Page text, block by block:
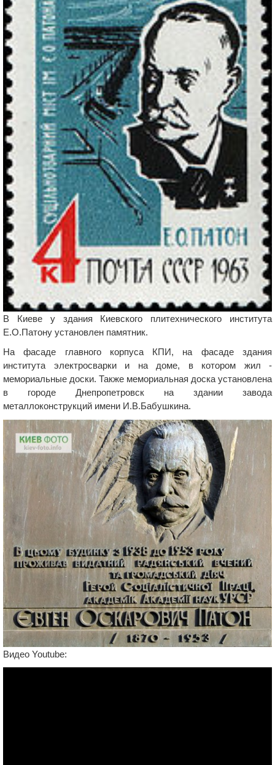
В Киеве у здания Киевского плитехнического института
Е.О.Патону установлен памятник.
На фасаде главного корпуса КПИ, на фасаде здания
института электросварки и на доме, в котором жил -
мемориальные доски. Также мемориальная доска установлена
в городе Днепропетровск на здании завода
металлоконструкций имени И.В.Бабушкина.
Видео Youtube: